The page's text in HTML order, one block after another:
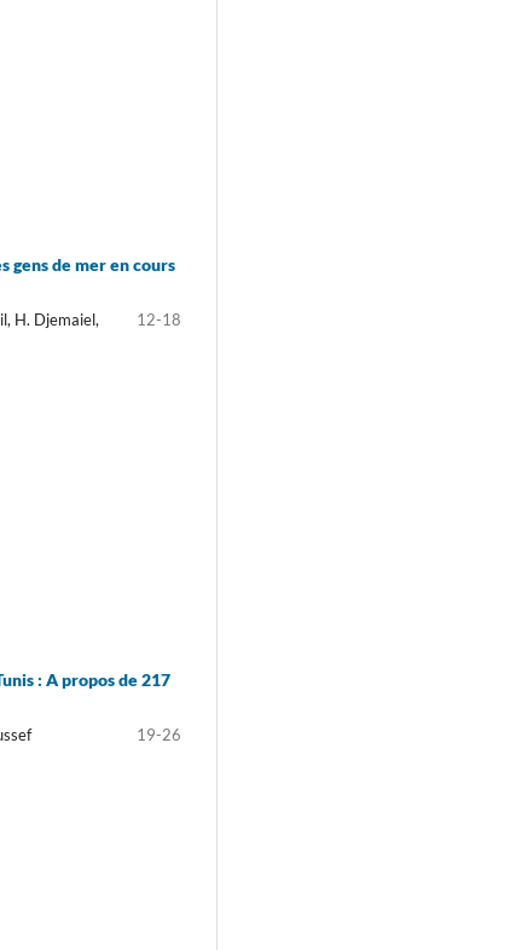
gens de mer en cours
H. Djemaiel,
12-18
: A propos de 217
19-26